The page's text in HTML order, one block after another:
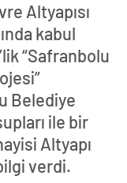
Altyapısı
kabul
“Safranbolu
Belediye
ile bir
Altyapı
verdi.